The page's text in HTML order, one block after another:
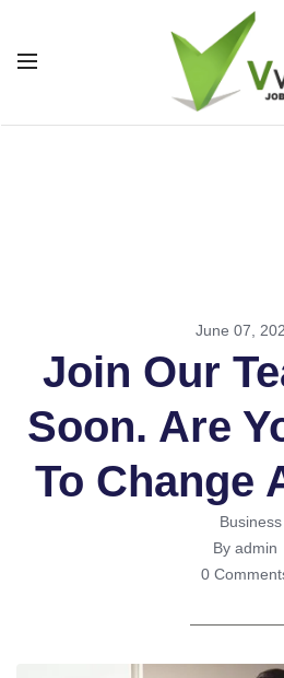
June 07,
Join Our
Soon. Are
To Change
Business
By admin
0